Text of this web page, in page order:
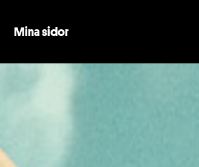
Mina sidor